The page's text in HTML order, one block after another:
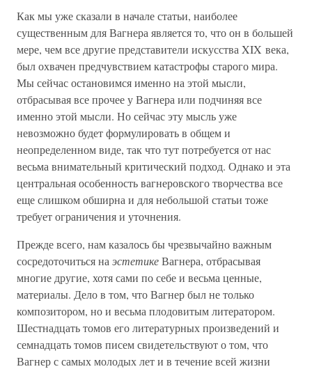
Как мы уже сказали в начале статьи, наиболее
существенным для Вагнера является то, что он в большей
мере, чем все другие представители искусства XIX века,
был охвачен предчувствием катастрофы старого мира.
Мы сейчас остановимся именно на этой мысли,
отбрасывая все прочее у Вагнера или подчиняя все
именно этой мысли. Но сейчас эту мысль уже
невозможно будет формулировать в общем и
неопределенном виде, так что тут потребуется от нас
весьма внимательный критический подход. Однако и эта
центральная особенность вагнеровского творчества все
еще слишком обширна и для небольшой статьи тоже
требует ограничения и уточнения.
Прежде всего, нам казалось бы чрезвычайно важным
сосредоточиться на эстетикеВагнера, отбрасывая
многие другие, хотя сами по себе и весьма ценные,
материалы. Дело в том, что Вагнер был не только
композитором, но и весьма плодовитым литератором.
Шестнадцать томов его литературных произведений и
семнадцать томов писем свидетельствуют о том, что
Вагнер с самых молодых лет и в течение всей жизни